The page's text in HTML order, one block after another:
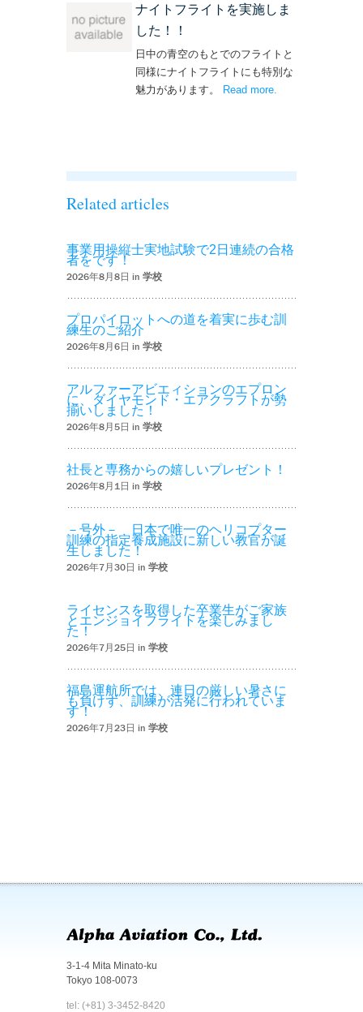
ナイトフライトを実施しま
した！！
日中の青空のもとでのフライトと
同様にナイトフライトにも特別な
魅力があります。
Read more– ‘ナイトフライト
.
Related articles
事業用操縦士実地試験で2日連続の合格
者をです！
2026年8月8日 in 学校
プロパイロットへの道を着実に歩む訓
練生のご紹介
2026年8月6日 in 学校
アルファーアビエィションのエプロン
に、ダイヤモンド・エアクラフトが勢
揃いしました！
2026年8月5日 in 学校
社長と専務からの嬉しいプレゼント！
2026年8月1日 in 学校
－号外－ 日本で唯一のヘリコプター
訓練の指定養成施設に新しい教官が誕
生しました！
2026年7月30日 in 学校
ライセンスを取得した卒業生がご家族
とエンジョイフライトを楽しみまし
た！
2026年7月25日 in 学校
福島運航所では、連日の厳しい暑さに
も負けず、訓練が活発に行われていま
す！
2026年7月23日 in 学校
3-1-4 Mita Minato-ku
Tokyo 108-0073
tel: (+81) 3-3452-8420